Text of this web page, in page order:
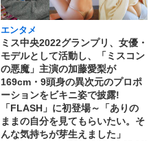
エンタメ
ミス中央2022グランプリ、女優・
モデルとして活動し、「ミスコン
の悪魔」主演の加藤愛梨が
169cm・9頭身の異次元のプロポ
ーションをビキニ姿で披露!
「FLASH」に初登場～「ありの
ままの自分を見てもらいたい。そ
んな気持ちが芽生えました」